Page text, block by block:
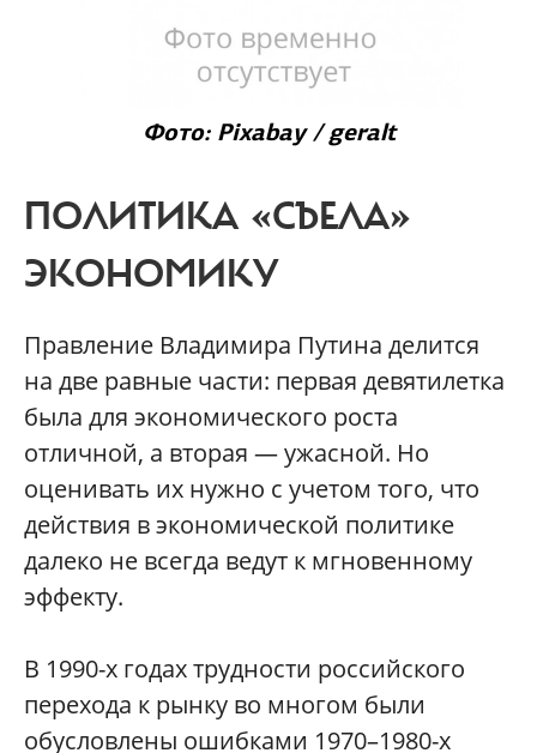
Фото: Pixabay / geralt
ПОЛИТИКА «СЪЕЛА»
ЭКОНОМИКУ
Правление Владимира Путина делится
на две равные части: первая девятилетка
была для экономического роста
отличной, а вторая — ужасной. Но
оценивать их нужно с учетом того, что
действия в экономической политике
далеко не всегда ведут к мгновенному
эффекту.
В 1990-х годах трудности российского
перехода к рынку во многом были
обусловлены ошибками 1970–1980-х